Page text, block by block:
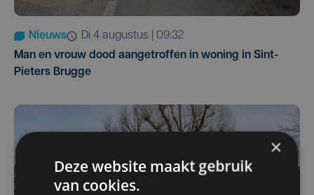
Nieuws
di 4 augustus | 09:32
Man en vrouw dood aangetroffen in woning in Sint-
Pieters Brugge
×
Deze website maakt gebruik
van cookies.